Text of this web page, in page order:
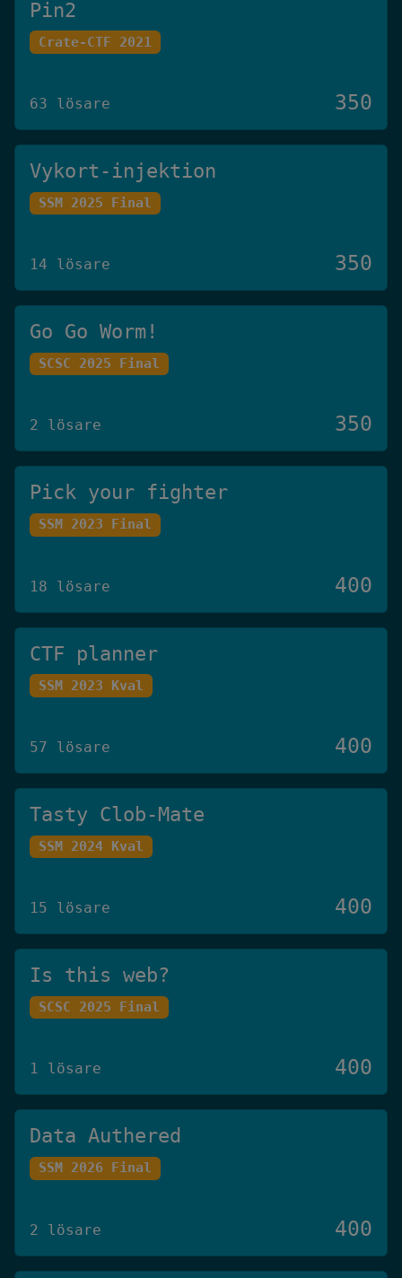
Pin2
Crate-CTF 2021
63 lösare 350
Vykort-injektion
SSM 2025 Final
14 lösare 350
Go Go Worm!
SCSC 2025 Final
2 lösare 350
Pick your fighter
SSM 2023 Final
18 lösare 400
CTF planner
SSM 2023 Kval
57 lösare 400
Tasty Clob-Mate
SSM 2024 Kval
15 lösare 400
Is this web?
SCSC 2025 Final
1 lösare 400
Data Authered
SSM 2026 Final
2 lösare 400